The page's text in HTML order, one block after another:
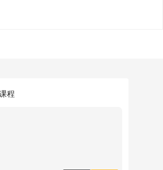
程